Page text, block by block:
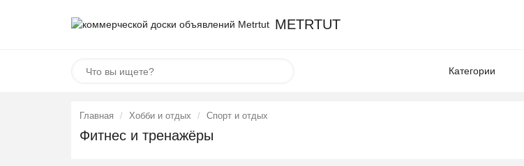
METRTUT
Категории
Главная Хобби и отдых Спорт и отдых
Фитнес и тренажёры